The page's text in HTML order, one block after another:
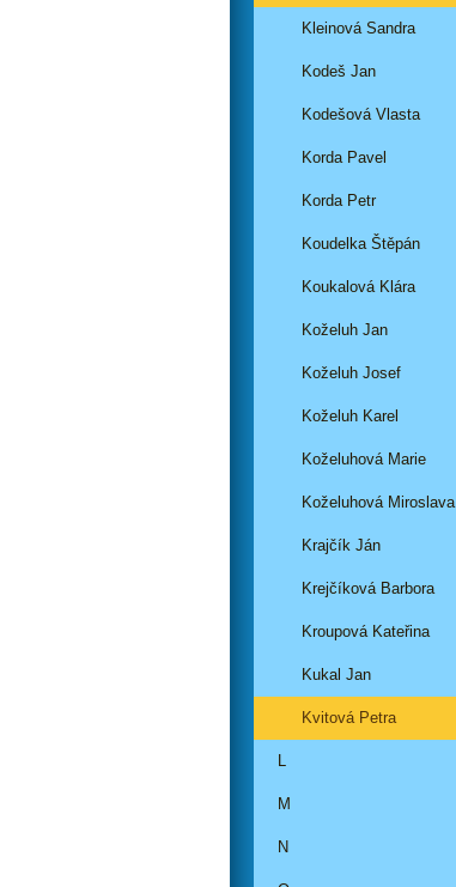
Kleinová Sandra
Kodeš Jan
Kodešová Vlasta
Korda Pavel
Korda Petr
Koudelka Štěpán
Koukalová Klára
Koželuh Jan
Koželuh Josef
Koželuh Karel
Koželuhová Marie
Koželuhová Miroslava
Krajčík Ján
Krejčíková Barbora
Kroupová Kateřina
Kukal Jan
Kvitová Petra
L
M
N